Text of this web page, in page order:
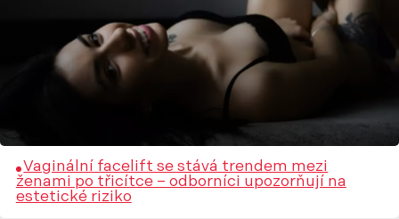
Vaginální facelift se stává trendem mezi
ženami po třicítce – odborníci upozorňují na
estetické riziko